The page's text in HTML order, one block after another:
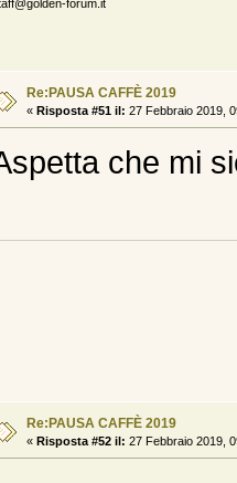
forum.it
Re:PAUSA CAFFÈ 2019
« Risposta #51 il: 27 Febbraio 2019,
che mi
Re:PAUSA CAFFÈ 2019
« Risposta #52 il: 27 Febbraio 2019,